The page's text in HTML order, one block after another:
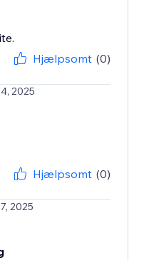
Hjælpsomt (0)
2025
Hjælpsomt (0)
2025